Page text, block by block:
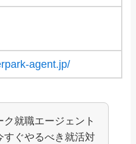
agent.jp/
ク就職エージェント
すぐやるべき就活対